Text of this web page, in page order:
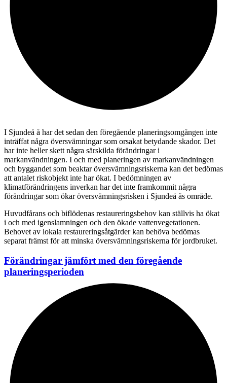
I Sjundeå å har det sedan den föregående planeringsomgången inte
inträffat några översvämningar som orsakat betydande skador. Det
har inte heller skett några särskilda förändringar i
markanvändningen. I och med planeringen av markanvändningen
och byggandet som beaktar översvämningsriskerna kan det bedömas
att antalet riskobjekt inte har ökat. I bedömningen av
klimatförändringens inverkan har det inte framkommit några
förändringar som ökar översvämningsrisken i Sjundeå ås område.
Huvudfårans och biflödenas restaureringsbehov kan ställvis ha ökat
i och med igenslamningen och den ökade vattenvegetationen.
Behovet av lokala restaureringsåtgärder kan behöva bedömas
separat främst för att minska översvämningsriskerna för jordbruket.
Förändringar jämfört med den föregående
planeringsperioden